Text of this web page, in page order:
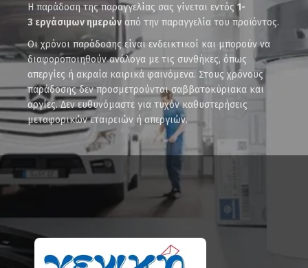
Η παράδοση της παραγγελίας σας γίνεται εντός1-
3 εργάσιμων ημερών από την παραγγελία του προϊόντος.
Οι χρόνοι παράδοσης είναι ενδεικτικοί και μπορούν να
διαφοροποιηθούν ανάλογα με τις συνθήκες, όπως
απεργίες ή ακραία καιρικά φαινόμενα. Στους χρόνους
παράδοσης δεν προσμετρούνται σαββατοκύριακα και
αργίες. Δεν ευθυνόμαστε για τυχόν καθυστερήσεις
μεταφορικών εταιρειών ή απεργιών.